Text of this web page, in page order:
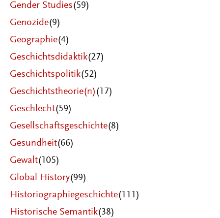
Gender Studies(59)
Genozide(9)
Geographie(4)
Geschichtsdidaktik(27)
Geschichtspolitik(52)
Geschichtstheorie(n) (17)
Geschlecht(59)
Gesellschaftsgeschichte(8)
Gesundheit(66)
Gewalt(105)
Global History(99)
Historiographiegeschichte(111)
Historische Semantik(38)